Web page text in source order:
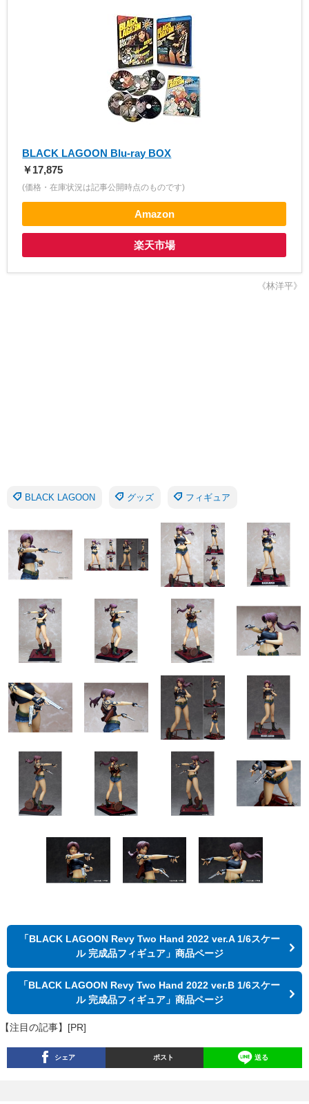
BLACK LAGOON Blu-ray BOX
￥17,875
(価格・在庫状況は記事公開時点のものです)
Amazon
楽天市場
《林洋平》
BLACK LAGOON グッズ フィギュア
「BLACK LAGOON Revy Two Hand 2022 ver.A 1/6スケー
ル 完成品フィギュア」商品ページ
「BLACK LAGOON Revy Two Hand 2022 ver.B 1/6スケー
ル 完成品フィギュア」商品ページ
【注目の記事】[PR]
シェア ポスト 送る